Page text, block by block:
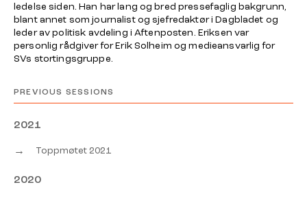
ledelse siden. Han har lang og bred pressefaglig bakgrunn,
blant annet som journalist og sjefredaktør i Dagbladet og
leder av politisk avdeling i Aftenposten. Eriksen var
personlig rådgiver for Erik Solheim og medieansvarlig for
SVs stortingsgruppe.
PREVIOUS SESSIONS
2021
→ Toppmøtet 2021
2020